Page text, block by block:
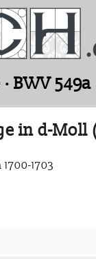
BWV 549a
in d-Moll
1703